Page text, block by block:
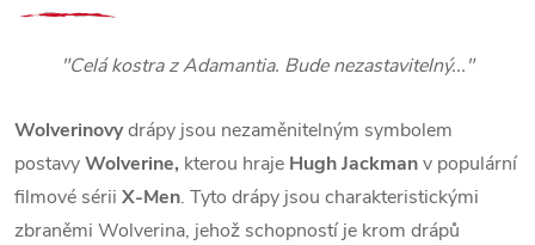
"Celá kostra z Adamantia. Bude nezastavitelný..."
Wolverinovydrápy jsou nezaměnitelným symbolem
postavyWolverine, kterou hraje Hugh Jackmanv populární
filmové sérii X-Men. Tyto drápy jsou charakteristickými
zbraněmi Wolverina, jehož schopností je krom drápů